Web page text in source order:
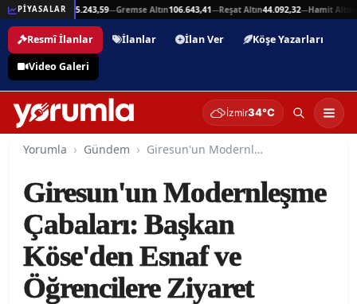
PİYASALAR
—Beşli Altın215.243,59—Gremse Altın106.643,41—Reşat Altın44.092,32—Hamit Altın
Resmî İlanlar İlanlar İlan Ver
Köşe Yazarları
Video Galeri
İzmir34°C
Yorumla Gündem Giresun'un Modernleşme Çabaları: Başkan Köse'den Esnaf ve Öğrencilere Ziyaret
Giresun'un Modernleşme
Çabaları: Başkan
Köse'den Esnaf ve
Öğrencilere Ziyaret